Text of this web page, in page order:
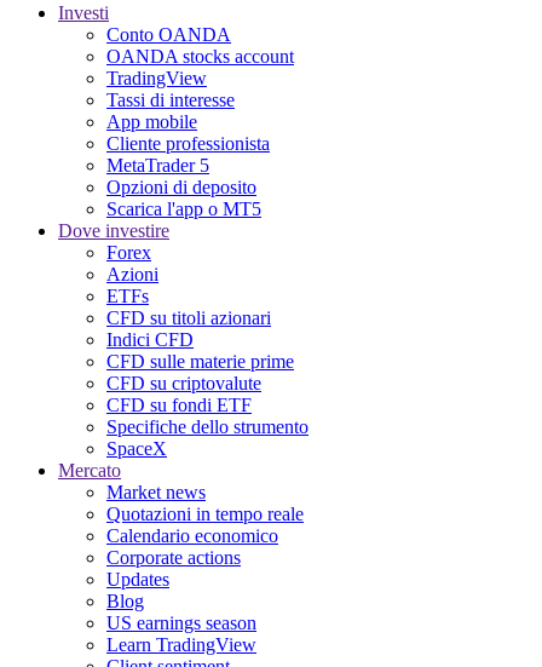
Investi
Conto OANDA
OANDA stocks account
TradingView
Tassi di interesse
App mobile
Cliente professionista
MetaTrader 5
Opzioni di deposito
Scarica l'app o MT5
Dove investire
Forex
Azioni
ETFs
CFD su titoli azionari
Indici CFD
CFD sulle materie prime
CFD su criptovalute
CFD su fondi ETF
Specifiche dello strumento
SpaceX
Mercato
Market news
Quotazioni in tempo reale
Calendario economico
Corporate actions
Updates
Blog
US earnings season
Learn TradingView